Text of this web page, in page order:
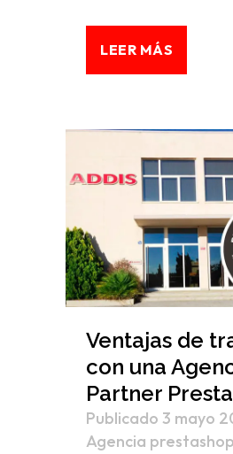
LEER MÁS
Ventajas de
con una
Partner
Publicado 3 mayo
Agencia